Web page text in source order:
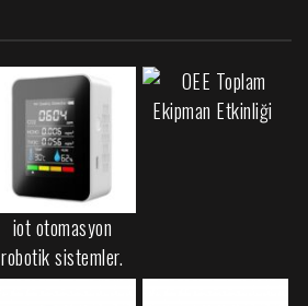
iot otomasyon
robotik sistemler.